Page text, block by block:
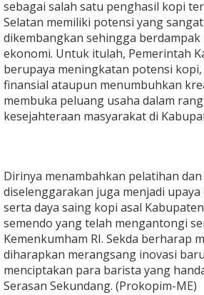
a
t
a
n
K
o
m
p
e
s
d
a
n
B
n
g
u
sebagai salah satu penghasil kopi
Selatan memiliki potensi yang
dikembangkan sehingga
ekonomi. Untuk itulah, Pemerintah
berupaya meningkatan potensi
finansial ataupun menumbuhkan
membuka peluang usaha dalam
kesejahteraan masyarakat di
Dirinya menambahkan pelatihan
diselenggarakan juga menjadi
serta daya saing kopi asal
semendo yang telah mengantongi
Kemenkumham RI. Sekda berharap
diharapkan merangsang inovasi
menciptakan para barista yang
Serasan Sekundang. (Prokopim-ME)